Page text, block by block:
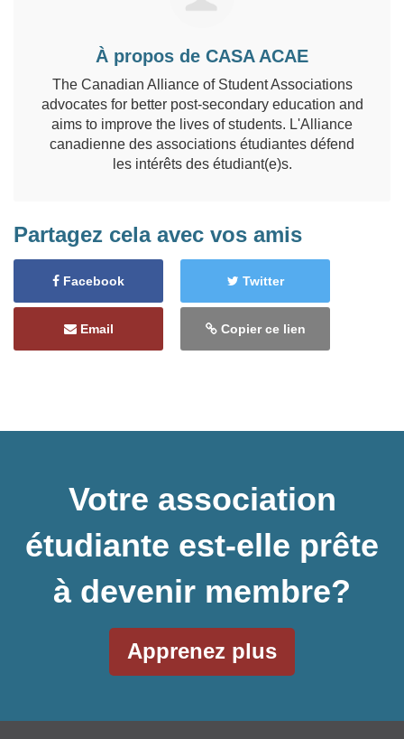
À propos de CASA ACAE
The Canadian Alliance of Student Associations
advocates for better post-secondary education and
aims to improve the lives of students. L'Alliance
canadienne des associations étudiantes défend
les intérêts des étudiant(e)s.
Partagez cela avec vos amis
Facebook Twitter
Email Copier ce lien
Votre association
étudiante est-elle prête
à devenir membre?
Apprenez plus